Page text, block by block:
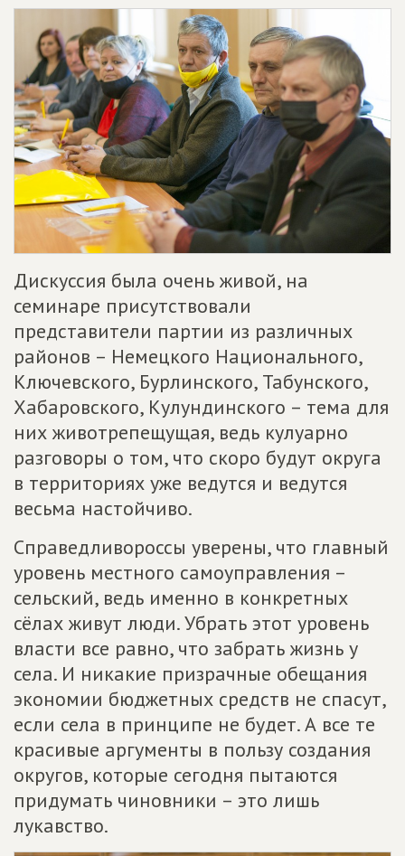
Дискуссия была очень живой, на
семинаре присутствовали
представители партии из различных
районов – Немецкого Национального,
Ключевского, Бурлинского, Табунского,
Хабаровского, Кулундинского – тема для
них животрепещущая, ведь кулуарно
разговоры о том, что скоро будут округа
в территориях уже ведутся и ведутся
весьма настойчиво.
Справедливороссы уверены, что главный
уровень местного самоуправления –
сельский, ведь именно в конкретных
сёлах живут люди. Убрать этот уровень
власти все равно, что забрать жизнь у
села. И никакие призрачные обещания
экономии бюджетных средств не спасут,
если села в принципе не будет. А все те
красивые аргументы в пользу создания
округов, которые сегодня пытаются
придумать чиновники – это лишь
лукавство.